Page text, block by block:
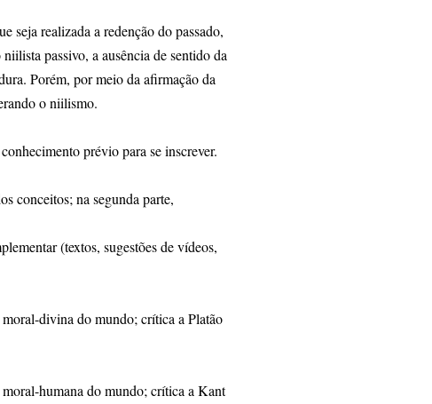
seja realizada a redenção do passado,
passivo, a ausência de sentido da
Porém, por meio da afirmação da
o niilismo.
prévio para se inscrever.
conceitos; na segunda parte,
(textos, sugestões de vídeos,
divina do mundo; crítica a Platão
humana do mundo; crítica a Kant